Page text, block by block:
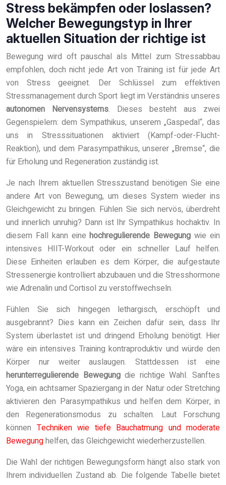
Stress bekämpfen oder loslassen?
Welcher Bewegungstyp in Ihrer
aktuellen Situation der richtige ist
Bewegung wird oft pauschal als Mittel zum Stressabbau
empfohlen, doch nicht jede Art von Training ist für jede Art
von Stress geeignet. Der Schlüssel zum effektiven
Stressmanagement durch Sport liegt im Verständnis unseres
autonomen Nervensystems. Dieses besteht aus zwei
Gegenspielern: dem Sympathikus, unserem „Gaspedal“, das
uns in Stresssituationen aktiviert (Kampf-oder-Flucht-
Reaktion), und dem Parasympathikus, unserer „Bremse“, die
für Erholung und Regeneration zuständig ist.
Je nach Ihrem aktuellen Stresszustand benötigen Sie eine
andere Art von Bewegung, um dieses System wieder ins
Gleichgewicht zu bringen. Fühlen Sie sich nervös, überdreht
und innerlich unruhig? Dann ist Ihr Sympathikus hochaktiv. In
diesem Fall kann einehochregulierende Bewegung wie ein
intensives HIIT-Workout oder ein schneller Lauf helfen.
Diese Einheiten erlauben es dem Körper, die aufgestaute
Stressenergie kontrolliert abzubauen und die Stresshormone
wie Adrenalin und Cortisol zu verstoffwechseln.
Fühlen Sie sich hingegen lethargisch, erschöpft und
ausgebrannt? Dies kann ein Zeichen dafür sein, dass Ihr
System überlastet ist und dringend Erholung benötigt. Hier
wäre ein intensives Training kontraproduktiv und würde den
Körper nur weiter auslaugen. Stattdessen ist eine
herunterregulierende Bewegungdie richtige Wahl. Sanftes
Yoga, ein achtsamer Spaziergang in der Natur oder Stretching
aktivieren den Parasympathikus und helfen dem Körper, in
den Regenerationsmodus zu schalten. Laut Forschung
können Techniken wie tiefe Bauchatmung und moderate
Bewegunghelfen, das Gleichgewicht wiederherzustellen.
Die Wahl der richtigen Bewegungsform hängt also stark von
Ihrem individuellen Zustand ab. Die folgende Tabelle bietet